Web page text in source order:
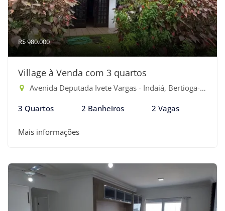
R$ 980.000
Village à Venda com 3 quartos
Avenida Deputada Ivete Vargas - Indaiá, Bertioga-SP
3 Quartos 2 Banheiros 2 Vagas
Mais informações